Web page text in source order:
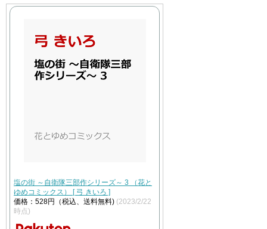
塩の街 ～自衛隊三部作シリーズ～ 3 （花と
ゆめコミックス） [ 弓 きいろ ]
価格：528円（税込、送料無料) (2023/2/22
時点)